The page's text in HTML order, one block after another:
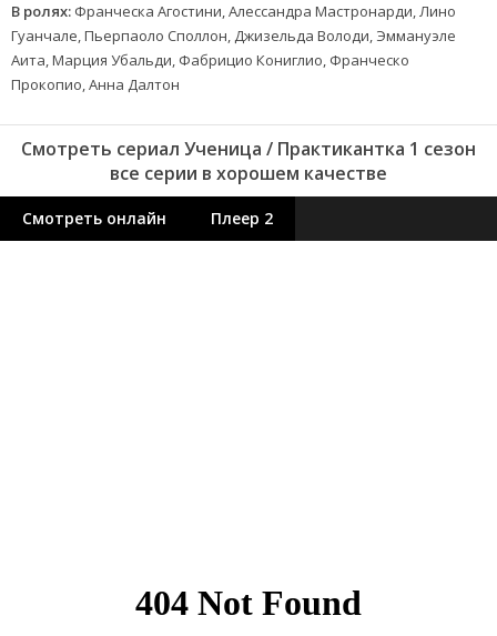
В ролях: Франческа Агостини, Алессандра Мастронарди, Лино
Гуанчале, Пьерпаоло Споллон, Джизельда Володи, Эммануэле
Аита, Марция Убальди, Фабрицио Кониглио, Франческо
Прокопио, Анна Далтон
Смотреть сериал Ученица / Практикантка 1 сезон
все серии в хорошем качестве
Смотреть онлайн Плеер 2